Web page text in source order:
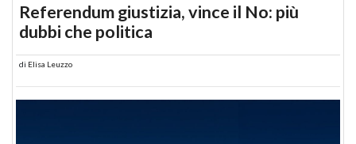
Referendum giustizia, vince il No: più
dubbi che politica
di Elisa Leuzzo